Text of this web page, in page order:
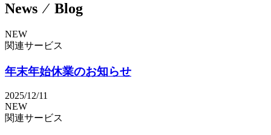
News ⁄ Blog
NEW
関連サービス
年末年始休業のお知らせ
2025/12/11
NEW
関連サービス